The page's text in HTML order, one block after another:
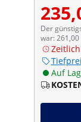
Der
war: 261,00
Auf